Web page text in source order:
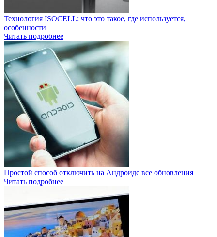
Технология ISOCELL: что это такое, где используется,
особенности
Читать подробнее
Простой способ отключить на Андроиде все обновления
Читать подробнее